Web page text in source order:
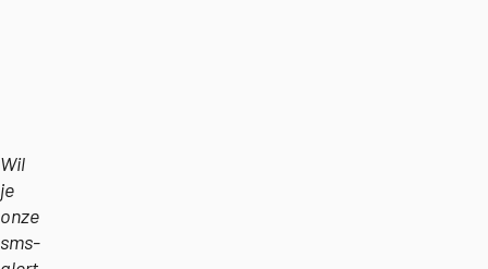
Wil
je
onze
sms-